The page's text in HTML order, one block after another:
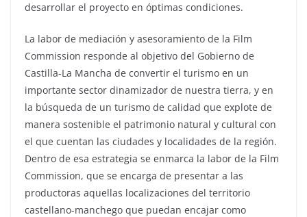
desarrollar el proyecto en óptimas condiciones.
La labor de mediación y asesoramiento de la Film
Commission responde al objetivo del Gobierno de
Castilla-La Mancha de convertir el turismo en un
importante sector dinamizador de nuestra tierra, y en
la búsqueda de un turismo de calidad que explote de
manera sostenible el patrimonio natural y cultural con
el que cuentan las ciudades y localidades de la región.
Dentro de esa estrategia se enmarca la labor de la Film
Commission, que se encarga de presentar a las
productoras aquellas localizaciones del territorio
castellano-manchego que puedan encajar como